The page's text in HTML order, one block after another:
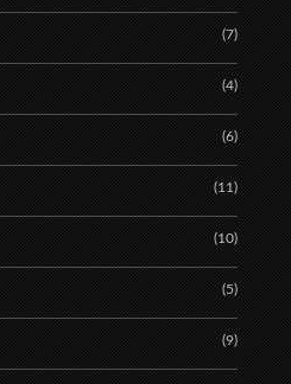
(7)
(4)
(6)
(11)
(10)
(5)
(9)